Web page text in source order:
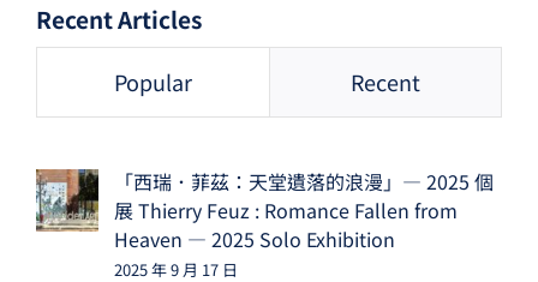
Recent Articles
Popular Recent
「西瑞．菲茲：天堂遺落的浪漫」— 2025 個
展 Thierry Feuz : Romance Fallen from
Heaven — 2025 Solo Exhibition
2025 年 9 月 17 日